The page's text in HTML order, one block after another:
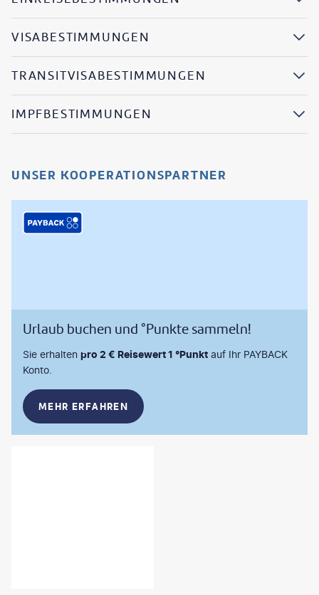
VISABESTIMMUNGEN
TRANSITVISABESTIMMUNGEN
IMPFBESTIMMUNGEN
UNSER KOOPERATIONSPARTNER
Urlaub buchen und °Punkte sammeln!
Sie erhalten pro 2 € Reisewert 1 °Punkt auf Ihr PAYBACK
Konto.
MEHR ERFAHREN